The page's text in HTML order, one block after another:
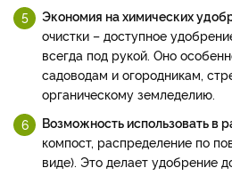
Экономия на химических
очистки – доступное
всегда под рукой. Оно
садоводам и огородникам,
органическому земледелию.
Возможность использовать в
компост, распределение по
виде). Это делает удобрение